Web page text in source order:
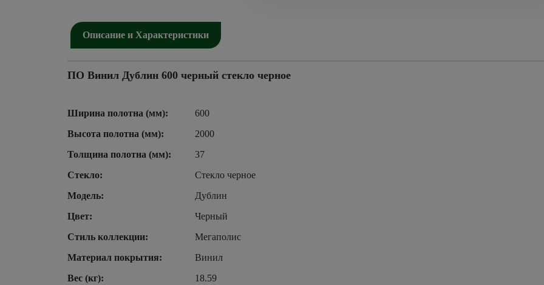
Описание и Характеристики
ПО Винил Дублин 600 черный стекло черное
Ширина полотна (мм):
600
Высота полотна (мм):
2000
Толщина полотна (мм):
37
Стекло:
Стекло черное
Модель:
Дублин
Цвет:
Черный
Стиль коллекции:
Мегаполис
Материал покрытия:
Винил
Вес (кг):
18.59